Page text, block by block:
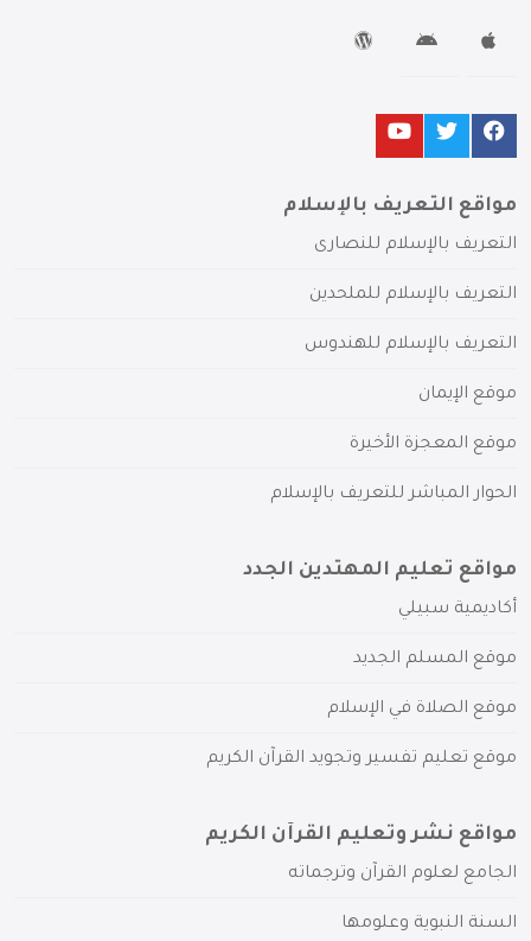
مواقع التعريف بالإسلام
التعريف بالإسلام للنصارى
التعريف بالإسلام للملحدين
التعريف بالإسلام للهندوس
موقع الإيمان
موقع المعجزة الأخيرة
الحوار المباشر للتعريف بالإسلام
مواقع تعليم المهتدين الجدد
أكاديمية سبيلي
موقع المسلم الجديد
موقع الصلاة في الإسلام
موقع تعليم تفسير وتجويد القرآن الكريم
مواقع نشر وتعليم القرآن الكريم
الجامع لعلوم القرآن وترجماته
السنة النبوية وعلومها